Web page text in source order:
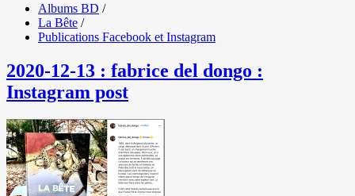
Albums BD /
La Bête /
Publications Facebook et Instagram
2020-12-13 : fabrice del dongo :
Instagram post